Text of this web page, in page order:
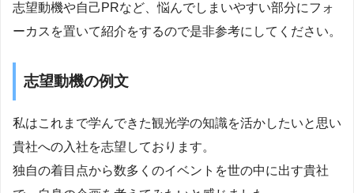
志望動機や自己PRなど、悩んでしまいやすい部分にフォ
ーカスを置いて紹介をするので是非参考にしてください。
志望動機の例文
私はこれまで学んできた観光学の知識を活かしたいと思い
貴社への入社を志望しております。
独自の着目点から数多くのイベントを世の中に出す貴社